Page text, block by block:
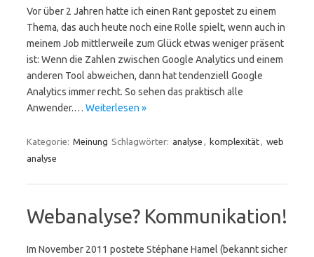
Vor über 2 Jahren hatte ich einen Rant gepostet zu einem
Thema, das auch heute noch eine Rolle spielt, wenn auch in
meinem Job mittlerweile zum Glück etwas weniger präsent
ist: Wenn die Zahlen zwischen Google Analytics und einem
anderen Tool abweichen, dann hat tendenziell Google
Analytics immer recht. So sehen das praktisch alle
Anwender.… Weiterlesen »
Kategorie: Meinung Schlagwörter: analyse , komplexität, web
analyse
Webanalyse? Kommunikation!
Im November 2011 postete Stéphane Hamel (bekannt sicher